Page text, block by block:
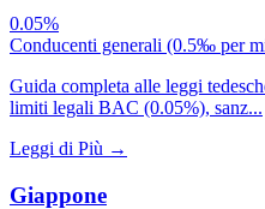
0.05%
Conducenti generali (0.5‰ per
Guida completa alle leggi
limiti legali BAC (0.05%), sanz...
Leggi di Più →
Giappone